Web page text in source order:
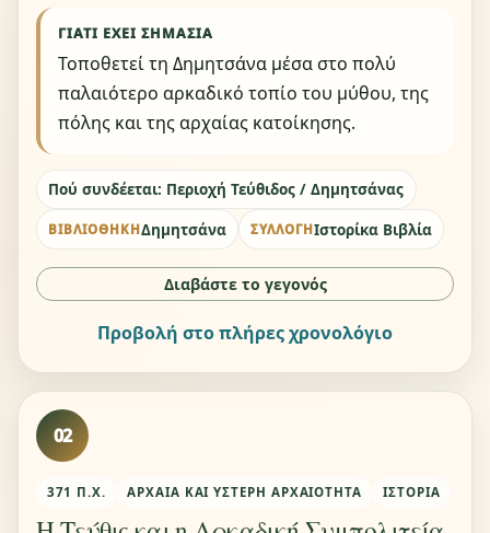
ΓΙΑΤΊ ΈΧΕΙ ΣΗΜΑΣΊΑ
Τοποθετεί τη Δημητσάνα μέσα στο πολύ
παλαιότερο αρκαδικό τοπίο του μύθου, της
πόλης και της αρχαίας κατοίκησης.
Πού συνδέεται: Περιοχή Τεύθιδος / Δημητσάνας
ΒΙΒΛΙΟΘΉΚΗΔημητσάνα ΣΥΛΛΟΓΉΙστορίκα Βιβλία
Διαβάστε το γεγονός
Προβολή στο πλήρες χρονολόγιο
02
371 Π.Χ. ΑΡΧΑΊΑ ΚΑΙ ΎΣΤΕΡΗ ΑΡΧΑΙΌΤΗΤΑ ΙΣΤΟΡΊΑ